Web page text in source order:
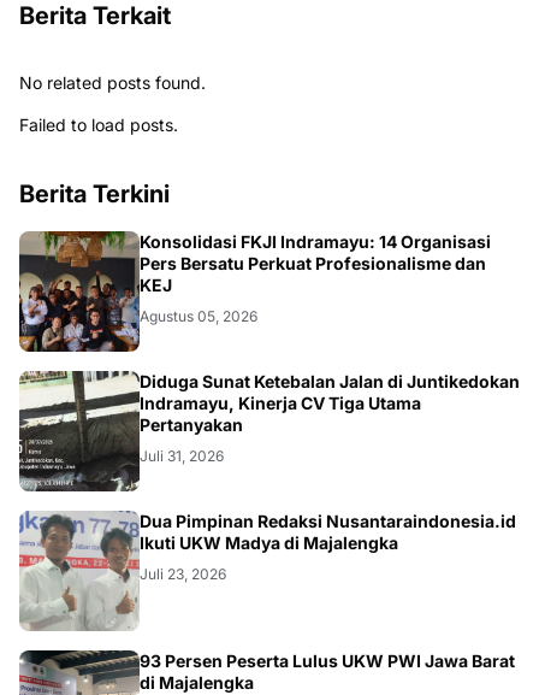
Berita Terkait
No related posts found.
Failed to load posts.
Berita Terkini
Konsolidasi FKJI Indramayu: 14 Organisasi
Pers Bersatu Perkuat Profesionalisme dan
KEJ
Agustus 05, 2026
KRIMINAL
Diduga Sunat Ketebalan Jalan di Juntikedokan
Indramayu, Kinerja CV Tiga Utama
Pertanyakan
Juli 31, 2026
Dua Pimpinan Redaksi Nusantaraindonesia.id
Ikuti UKW Madya di Majalengka
Juli 23, 2026
93 Persen Peserta Lulus UKW PWI Jawa Barat
di Majalengka